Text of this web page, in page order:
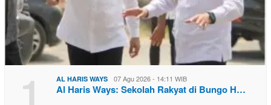
1 AL HARIS WAYS 07 Agu 2026 - 14:11 WIB
Al Haris Ways: Sekolah Rakyat di Bungo H…